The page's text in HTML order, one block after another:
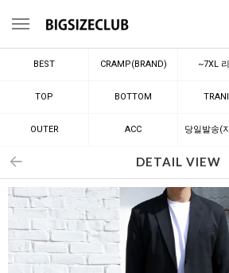
메뉴
BEST CRAMP(BRAND) ~7XL
TOP BOTTOM
OUTER ACC 당일발송(
DETAIL VIEW